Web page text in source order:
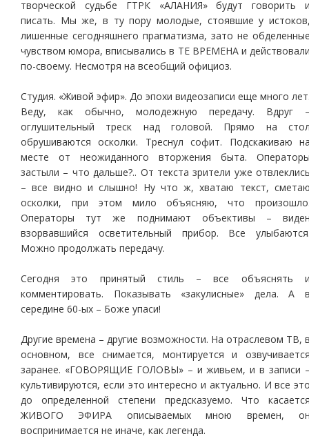
творческой судьбе ГТРК «АЛАНИЯ» будут говорить
писать. Мы же, в ту пору молодые, стоявшие у
лишенные сегодняшнего прагматизма, зато не
чувством юмора, вписывались в ТЕ ВРЕМЕНА и
по-своему. Несмотря на всеобщий официоз.
Студия. «Живой эфир». До эпохи видеозаписи еще много
Веду, как обычно, молодежную передачу. Вдруг
оглушительный треск над головой. Прямо на
обрушиваются осколки. Треснул софит. Подскакиваю
месте от неожиданного вторжения быта.
застыли – что дальше?.. От текста зрители уже
– все видно и слышно! Ну что ж, хватаю текст,
осколки, при этом мило объясняю, что
Операторы тут же поднимают объективы –
взорвавшийся осветительный прибор. Все
Можно продолжать передачу.
Сегодня это принятый стиль – все объяснять
комментировать. Показывать «закулисные» дела. А
середине 60-ых – Боже упаси!
Другие времена – другие возможности. На отраслевом ТВ,
основном, все снимается, монтируется и
заранее. «ГОВОРЯЩИЕ ГОЛОВЫ» – и живьем, и в записи
культивируются, если это интересно и актуально. И все
до определенной степени предсказуемо. Что
ЖИВОГО ЭФИРА описываемых мною времен,
воспринимается не иначе, как легенда.